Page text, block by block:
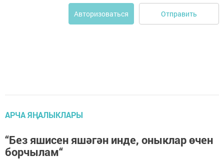
Авторизоваться Отправить
АРЧА ЯҢАЛЫКЛАРЫ
“Без яшисен яшәгән инде, оныклар өчен
борчылам“